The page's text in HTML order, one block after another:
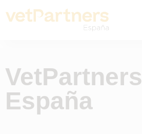
VetPartners
España